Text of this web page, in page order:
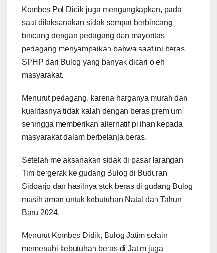
Kombes Pol Didik juga mengungkapkan, pada
saat dilaksanakan sidak sempat berbincang
bincang dengan pedagang dan mayoritas
pedagang menyampaikan bahwa saat ini beras
SPHP dari Bulog yang banyak dicari oleh
masyarakat.
Menurut pedagang, karena harganya murah dan
kualitasnya tidak kalah dengan beras premium
sehingga memberikan alternatif pilihan kepada
masyarakat dalam berbelanja beras.
Setelah melaksanakan sidak di pasar larangan
Tim bergerak ke gudang Bulog di Buduran
Sidoarjo dan hasilnya stok beras di gudang Bulog
masih aman untuk kebutuhan Natal dan Tahun
Baru 2024.
Menurut Kombes Didik, Bulog Jatim selain
memenuhi kebutuhan beras di Jatim juga